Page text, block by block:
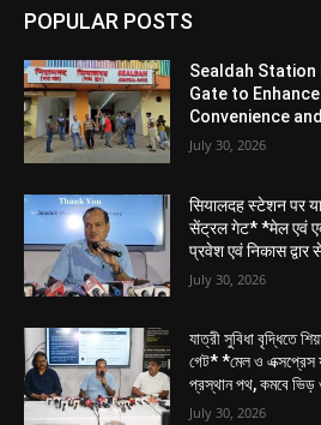
POPULAR POSTS
Sealdah Station
Gate to
Convenience
July 30, 2026
सियालदह स्टेशन पर
सेंट्रल गेट* *मेल एवं
प्रवेश एवं निकास द्वार
July 30, 2026
যাত্রী সুবিধা বৃদ্ধিতে
গেট* *মেল ও এক্সপ্রেস
প্রস্থান পথ, কমবে ভিড়
July 30, 2026